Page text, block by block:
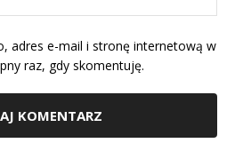
adres e-mail i stronę internetową w
raz, gdy skomentuję.